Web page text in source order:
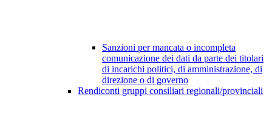
Sanzioni per mancata o incompleta
comunicazione dei dati da parte dei titolari
di incarichi politici, di amministrazione, di
direzione o di governo
Rendiconti gruppi consiliari regionali/provinciali